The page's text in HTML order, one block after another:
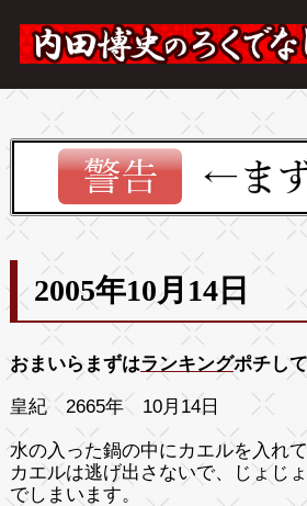
2005年10月14日
おまいらまずはランキングポチし
皇紀 2665年 10月14日
水の入った鍋の中にカエルを入れ
カエルは逃げ出さないで、じょじ
でしまいます。